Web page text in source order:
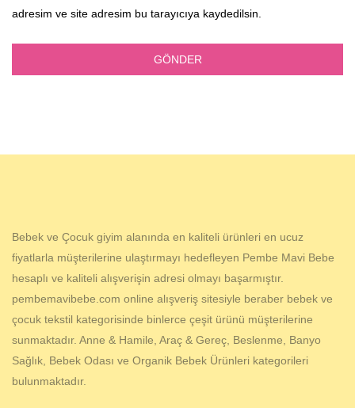
adresim ve site adresim bu tarayıcıya kaydedilsin.
Bebek ve Çocuk giyim alanında en kaliteli ürünleri en ucuz
fiyatlarla müşterilerine ulaştırmayı hedefleyen Pembe Mavi Bebe
hesaplı ve kaliteli alışverişin adresi olmayı başarmıştır.
pembemavibebe.com online alışveriş sitesiyle beraber bebek ve
çocuk tekstil kategorisinde binlerce çeşit ürünü müşterilerine
sunmaktadır. Anne & Hamile, Araç & Gereç, Beslenme, Banyo
Sağlık, Bebek Odası ve Organik Bebek Ürünleri kategorileri
bulunmaktadır.